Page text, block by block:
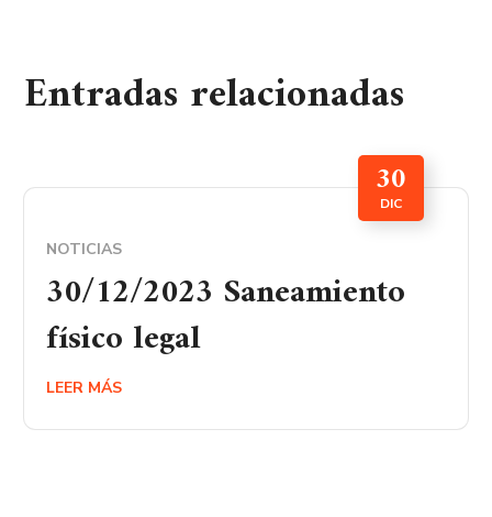
Entradas relacionadas
30
DIC
NOTICIAS
30/12/2023 Saneamiento
físico legal
LEER MÁS